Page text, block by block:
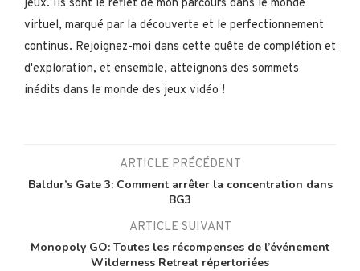
jeux. Ils sont le reflet de mon parcours dans le monde
virtuel, marqué par la découverte et le perfectionnement
continus. Rejoignez-moi dans cette quête de complétion et
d'exploration, et ensemble, atteignons des sommets
inédits dans le monde des jeux vidéo !
ARTICLE PRÉCÉDENT
Baldur’s Gate 3: Comment arrêter la concentration dans
BG3
ARTICLE SUIVANT
Monopoly GO: Toutes les récompenses de l’événement
Wilderness Retreat répertoriées